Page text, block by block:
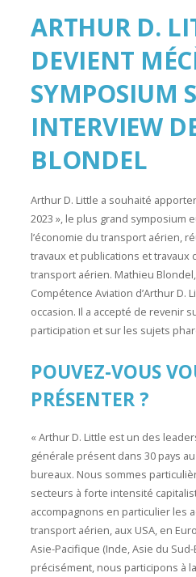
ARTHUR D.
DEVIENT
SYMPOSIUM
INTERVIEW
BLONDEL
Arthur D. Little a souhaité
2023 », le plus grand symposium
l’économie du transport aérien,
travaux et publications et travaux
transport aérien. Mathieu
Compétence Aviation d’Arthur D.
occasion. Il a accepté de revenir
participation et sur les sujets
POUVEZ-VOUS
PRÉSENTER ?
« Arthur D. Little est un des
générale présent dans 30 pays
bureaux. Nous sommes
secteurs à forte intensité
accompagnons en particulier les
transport aérien, aux USA, en
Asie-Pacifique (Inde, Asie du Sud-
précisément, nous participons à